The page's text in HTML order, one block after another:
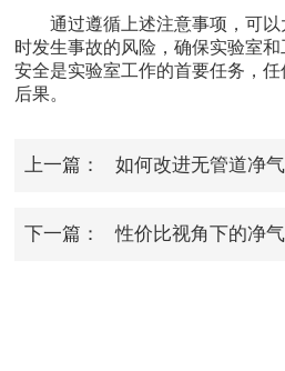
通过遵循上述注意事项，可以
时发生事故的风险，确保实验室和
安全是实验室工作的首要任务，
后果。
上一篇： 如何改进无管道净
下一篇： 性价比视角下的净